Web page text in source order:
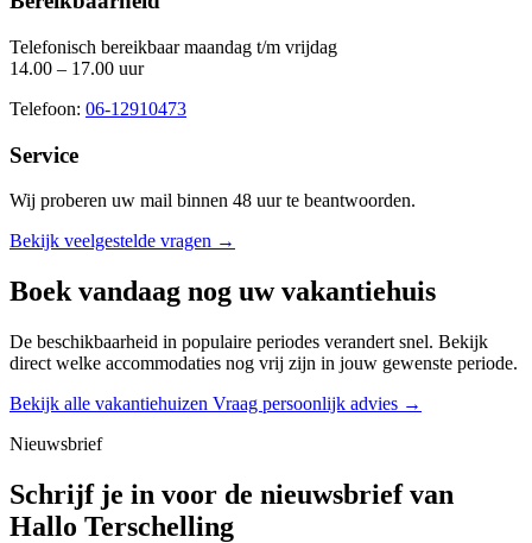
Telefonisch bereikbaar maandag t/m vrijdag
14.00 – 17.00 uur
Telefoon: 06-12910473
Service
Wij proberen uw mail binnen 48 uurte beantwoorden.
Bekijk veelgestelde vragen →
Boek vandaag nog uw vakantiehuis
De beschikbaarheid in populaire periodes verandert snel. Bekijk
direct welke accommodaties nog vrij zijn in jouw gewenste periode.
Bekijk alle vakantiehuizen Vraag persoonlijk advies →
Nieuwsbrief
Schrijf je in voor de nieuwsbrief van
Hallo Terschelling